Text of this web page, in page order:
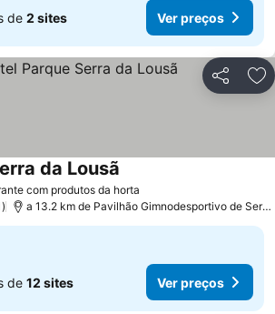
de 2 sites Ver preços
Partilhar
com produtos da horta
da Lousã
a 13.2 km de Pavilhão Gimnodesportivo de Serpins
de 12 sites Ver preços